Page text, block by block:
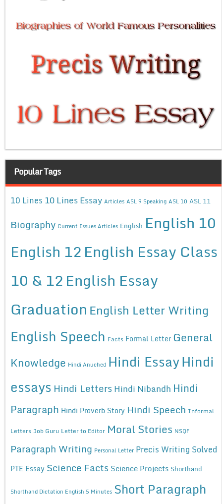
Popular Tags
10 Lines 10 Lines Essay Articles ASL 9 Speaking ASL 10 ASL 11
Biography Current Issues Articles English English 10
English 12English Essay Class
10 & 12English Essay
Graduation English Letter Writing
English Speech Facts Formal Letter General
Knowledge Hindi Anuched Hindi EssayHindi
essays Hindi Letters Hindi Nibandh Hindi
Paragraph Hindi Proverb Story Hindi Speech Informal
Letters Job Guru Letter to Editor Moral Stories NSQF
Paragraph Writing Personal Letter Precis Writing Solved
PTE Essay Science Facts Science Projects Shorthand
Shorthand Dictation English 5 Minutes Short Paragraph